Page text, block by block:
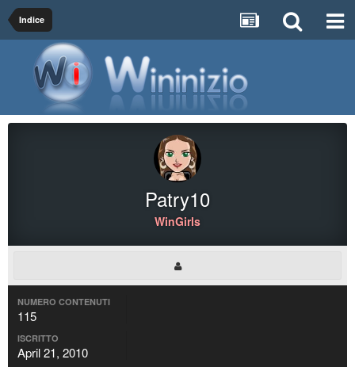
Indice
Patry10
WinGirls
NUMERO CONTENUTI
115
ISCRITTO
April 21, 2010